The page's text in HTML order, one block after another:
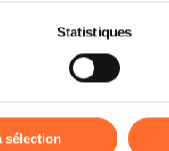
(ex : lecture de
Statistiques
sélection
freight transport for